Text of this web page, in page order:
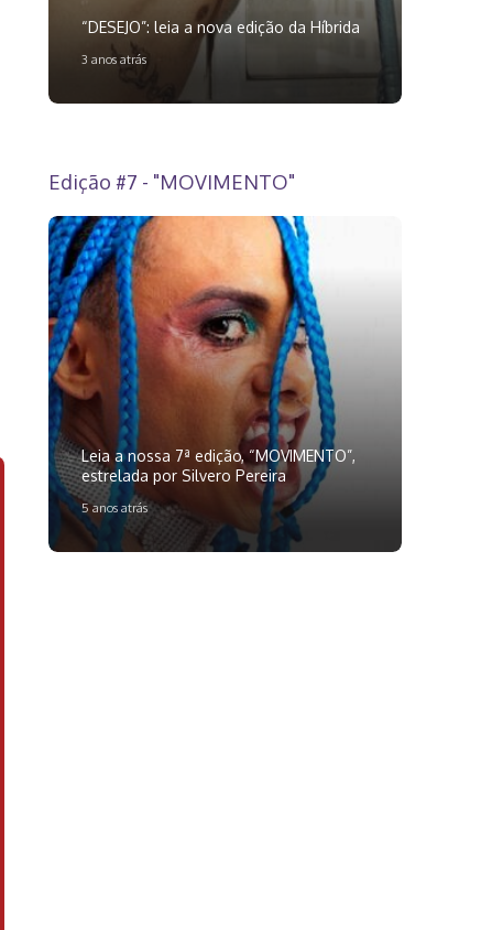
“DESEJO”: leia a nova edição da Híbrida
3 anos atrás
Edição #7 - "MOVIMENTO"
Leia a nossa 7ª edição, “MOVIMENTO”,
estrelada por Silvero Pereira
5 anos atrás